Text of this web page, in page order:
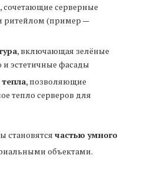
, сочетающие серверные
ритейлом (пример —
, включающая зелёные
эстетичные фасады
, позволяющие
тепло серверов для
становятся частью умного
объектами.